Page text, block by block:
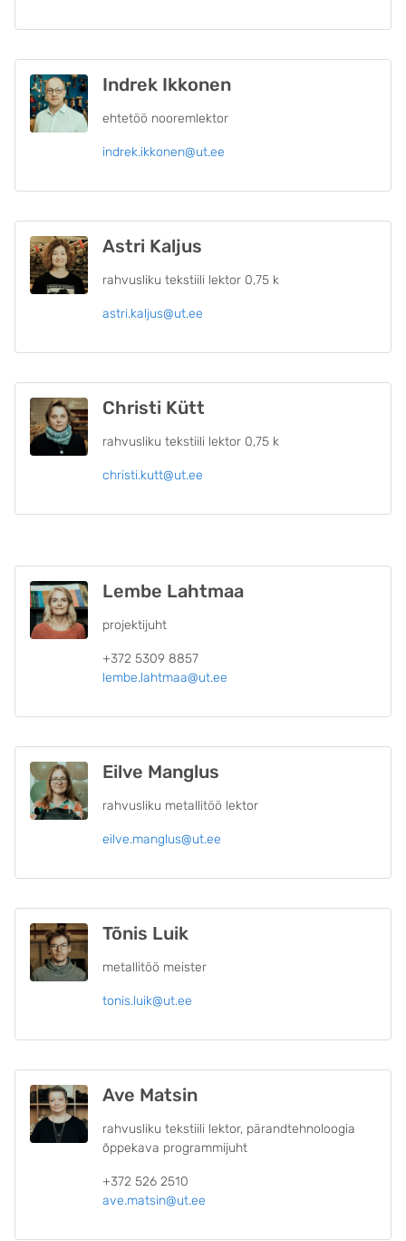
Indrek Ikkonen
ehtetöö nooremlektor
indrek.ikkonen@ut.ee
Astri Kaljus
rahvusliku tekstiili lektor 0,75 k
astri.kaljus@ut.ee
Christi Kütt
rahvusliku tekstiili lektor 0,75 k
christi.kutt@ut.ee
Lembe Lahtmaa
projektijuht
+372 5309 8857
lembe.lahtmaa@ut.ee
Eilve Manglus
rahvusliku metallitöö lektor
eilve.manglus@ut.ee
Tõnis Luik
metallitöö meister
tonis.luik@ut.ee
Ave Matsin
rahvusliku tekstiili lektor, pärandtehnoloogia
õppekava programmijuht
+372 526 2510
ave.matsin@ut.ee